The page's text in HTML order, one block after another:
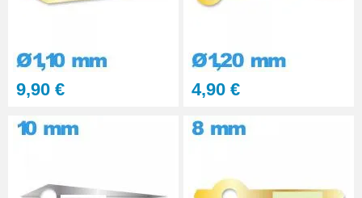
9,90 € 4,90 €